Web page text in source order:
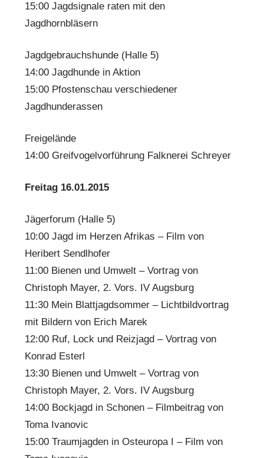
15:00 Jagdsignale raten mit den
Jagdhornbläsern
Jagdgebrauchshunde (Halle 5)
14:00 Jagdhunde in Aktion
15:00 Pfostenschau verschiedener
Jagdhunderassen
Freigelände
14:00 Greifvogelvorführung Falknerei Schreyer
Freitag 16.01.2015
Jägerforum (Halle 5)
10:00 Jagd im Herzen Afrikas – Film von
Heribert Sendlhofer
11:00 Bienen und Umwelt – Vortrag von
Christoph Mayer, 2. Vors. IV Augsburg
11:30 Mein Blattjagdsommer – Lichtbildvortrag
mit Bildern von Erich Marek
12:00 Ruf, Lock und Reizjagd – Vortrag von
Konrad Esterl
13:30 Bienen und Umwelt – Vortrag von
Christoph Mayer, 2. Vors. IV Augsburg
14:00 Bockjagd in Schonen – Filmbeitrag von
Toma Ivanovic
15:00 Traumjagden in Osteuropa I – Film von